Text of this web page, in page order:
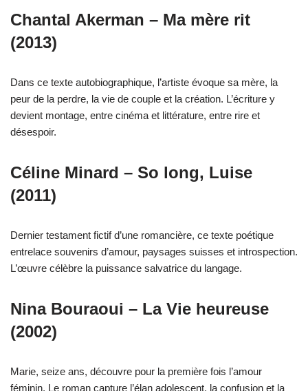
Chantal Akerman – Ma mère rit
(2013)
Dans ce texte autobiographique, l’artiste évoque sa mère, la
peur de la perdre, la vie de couple et la création. L’écriture y
devient montage, entre cinéma et littérature, entre rire et
désespoir.
Céline Minard – So long, Luise
(2011)
Dernier testament fictif d’une romancière, ce texte poétique
entrelace souvenirs d’amour, paysages suisses et introspection.
L’œuvre célèbre la puissance salvatrice du langage.
Nina Bouraoui – La Vie heureuse
(2002)
Marie, seize ans, découvre pour la première fois l’amour
féminin. Le roman capture l’élan adolescent, la confusion et la